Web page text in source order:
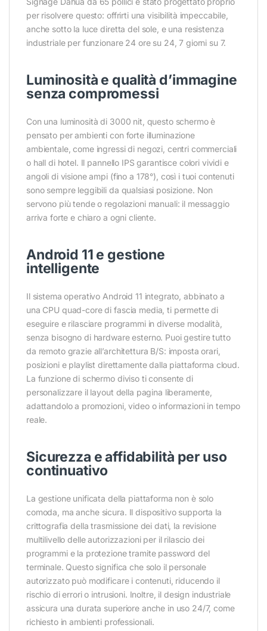
per risolvere questo: offrirti una visibilità impeccabile,
anche sotto la luce diretta del sole, e una resistenza
industriale per funzionare 24 ore su 24, 7 giorni su 7.
Luminosità e qualità d’immagine
senza compromessi
Con una luminosità di 3000 nit, questo schermo è
pensato per ambienti con forte illuminazione
ambientale, come ingressi di negozi, centri commerciali
o hall di hotel. Il pannello IPS garantisce colori vividi e
angoli di visione ampi (fino a 178°), così i tuoi contenuti
sono sempre leggibili da qualsiasi posizione. Non
servono più tende o regolazioni manuali: il messaggio
arriva forte e chiaro a ogni cliente.
Android 11 e gestione
intelligente
Il sistema operativo Android 11 integrato, abbinato a
una CPU quad-core di fascia media, ti permette di
eseguire e rilasciare programmi in diverse modalità,
senza bisogno di hardware esterno. Puoi gestire tutto
da remoto grazie all’architettura B/S: imposta orari,
posizioni e playlist direttamente dalla piattaforma cloud.
La funzione di schermo diviso ti consente di
personalizzare il layout della pagina liberamente,
adattandolo a promozioni, video o informazioni in tempo
reale.
Sicurezza e affidabilità per uso
continuativo
La gestione unificata della piattaforma non è solo
comoda, ma anche sicura. Il dispositivo supporta la
crittografia della trasmissione dei dati, la revisione
multilivello delle autorizzazioni per il rilascio dei
programmi e la protezione tramite password del
terminale. Questo significa che solo il personale
autorizzato può modificare i contenuti, riducendo il
rischio di errori o intrusioni. Inoltre, il design industriale
assicura una durata superiore anche in uso 24/7, come
richiesto in ambienti professionali.